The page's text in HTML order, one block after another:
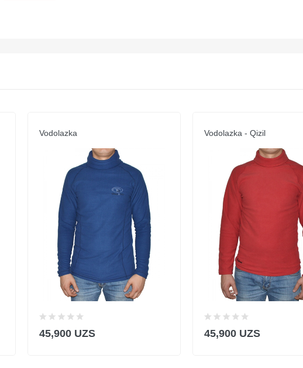
Vodolazka
45,900 UZS
Vodolazka - Qizil
45,900 UZS